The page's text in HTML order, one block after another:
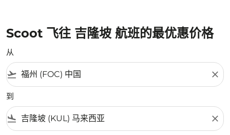
Scoot 飞往 吉隆坡 航班的最优惠价格
从
flight_takeoff close
到
flight_land close